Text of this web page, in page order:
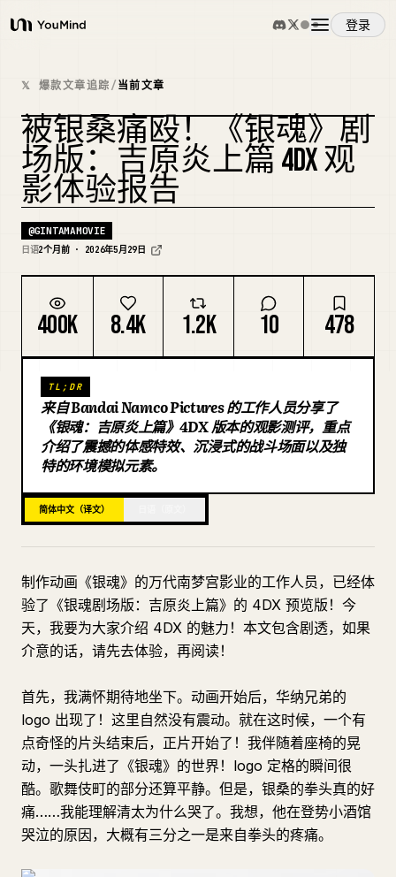
YouMind
登录
概览
使用案例
技能
提示词
下载
𝕏 爆款文章追踪/当前文章
被银桑痛殴！《银魂》剧
场版：吉原炎上篇 4DX 观
影体验报告
@GINTAMAMOVIE
日语2个月前 · 2026年5月29日
400K 8.4K 1.2K 10 478
TL;DR
来自 Bandai Namco Pictures 的工作人员分享了
《银魂：吉原炎上篇》4DX 版本的观影测评，重点
介绍了震撼的体感特效、沉浸式的战斗场面以及独
特的环境模拟元素。
简体中文（译文）
制作动画《银魂》的万代南梦宫影业的工作人员，已经体
验了《银魂剧场版：吉原炎上篇》的 4DX 预览版！今
天，我要为大家介绍 4DX 的魅力！本文包含剧透，如果
介意的话，请先去体验，再阅读！
首先，我满怀期待地坐下。动画开始后，华纳兄弟的
logo 出现了！这里自然没有震动。就在这时候，一个有
点奇怪的片头结束后，正片开始了！我伴随着座椅的晃
动，一头扎进了《银魂》的世界！logo 定格的瞬间很
酷。歌舞伎町的部分还算平静。但是，银桑的拳头真的好
痛……我能理解清太为什么哭了。我想，他在登势小酒馆
哭泣的原因，大概有三分之一是来自拳头的疼痛。